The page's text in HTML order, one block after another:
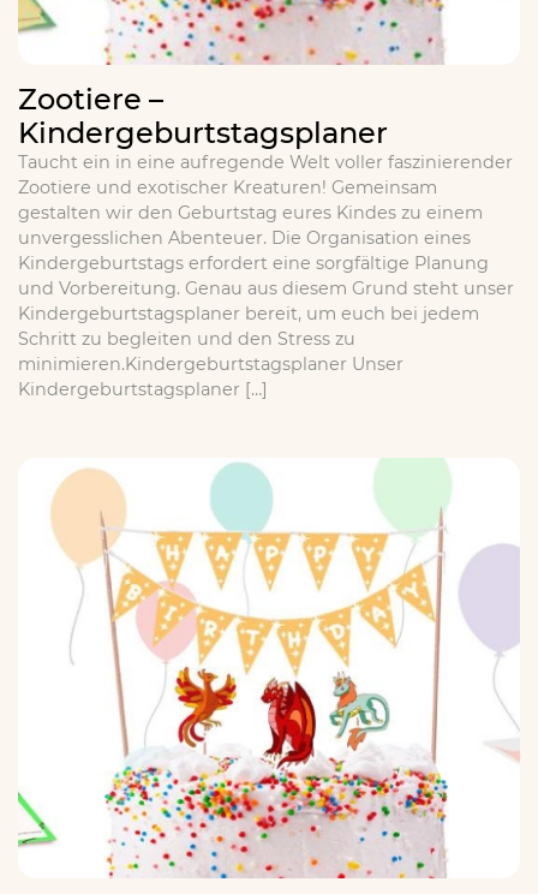
Zootiere –
Kindergeburtstagsplaner
Taucht ein in eine aufregende Welt voller faszinierender
Zootiere und exotischer Kreaturen! Gemeinsam
gestalten wir den Geburtstag eures Kindes zu einem
unvergesslichen Abenteuer. Die Organisation eines
Kindergeburtstags erfordert eine sorgfältige Planung
und Vorbereitung. Genau aus diesem Grund steht unser
Kindergeburtstagsplaner bereit, um euch bei jedem
Schritt zu begleiten und den Stress zu
minimieren.Kindergeburtstagsplaner Unser
Kindergeburtstagsplaner […]